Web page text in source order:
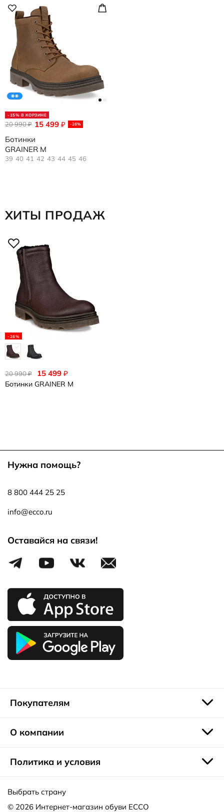
-15% В КОРЗИНЕ
15 499 ₽ -26%
20 990₽
Ботинки
GRAINER M
39 40 41 42 43 44 45 46
ХИТЫ ПРОДАЖ
-26%
15 499 ₽
20 990₽
Ботинки GRAINER M
Нужна помощь?
8 800 444 25 25
info@ecco.ru
Оставайся на связи!
Покупателям
О компании
Политика и условия
Выбрать страну
© 2026 Интернет-магазин обуви ECCO